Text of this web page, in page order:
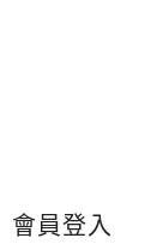
會員登入